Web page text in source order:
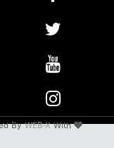
ByWEB-XWith